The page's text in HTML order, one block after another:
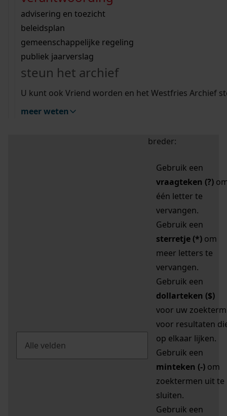
bouwvergunningen
omgevingsvergunningen
vergunningen
beeld en geluid
uitleg nodig?
Wij helpen u op weg met een aantal zoektips.
bekijk alle zoektips
Wij helpen u op weg met een aantal zoektips.
bekijk alle zoektips
bekijk ons geschiedenislokaal
advisering en toezicht
beleidsplan
gemeenschappelijke regeling
publiek jaarverslag
steun het archief
U kunt ook Vriend worden en het Westfries Archief
meer weten
zoektips
Mijn Studiezaal (inloggen)
uw zoekopdracht te
breder:
Gebruik een
vraagteken (?)
één letter te
vervangen.
Gebruik een
sterretje (*) om
meer letters te
vervangen.
Gebruik een
dollarteken ($)
voor uw zoekterm
voor resultaten
op elkaar lijken.
Gebruik een
minteken (-) om
zoektermen uit te
sluiten.
Gebruik een